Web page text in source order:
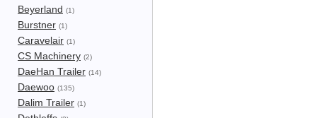
Beyerland (1)
Burstner (1)
Caravelair (1)
CS Machinery (2)
DaeHan Trailer (14)
Daewoo (135)
Dalim Trailer (1)